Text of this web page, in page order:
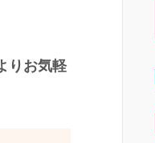
りお気軽